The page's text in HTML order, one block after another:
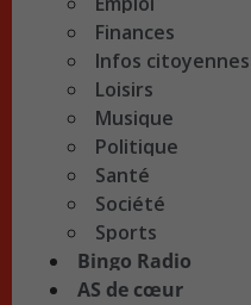
Finances
Infos citoyennes
Loisirs
Musique
Politique
Santé
Société
Sports
Bingo Radio
AS de cœur